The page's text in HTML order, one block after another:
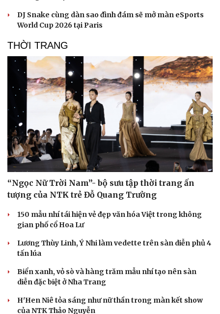
DJ Snake cùng dàn sao đình đám sẽ mở màn eSports
World Cup 2026 tại Paris
THỜI TRANG
“Ngọc Nữ Trời Nam”- bộ sưu tập thời trang ấn
tượng của NTK trẻ Đỗ Quang Trường
150 mẫu nhí tái hiện vẻ đẹp văn hóa Việt trong không
gian phố cổ Hoa Lư
Lương Thùy Linh, Ý Nhi làm vedette trên sàn diễn phủ 4
tấn lúa
Biển xanh, vỏ sò và hàng trăm mẫu nhí tạo nên sàn
diễn đặc biệt ở Nha Trang
H'Hen Niê tỏa sáng như nữ thần trong màn kết show
của NTK Thảo Nguyễn